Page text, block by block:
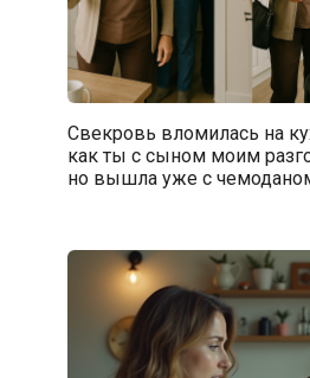
Свекровь вломилась на
как ты с сыном моим
но вышла уже с